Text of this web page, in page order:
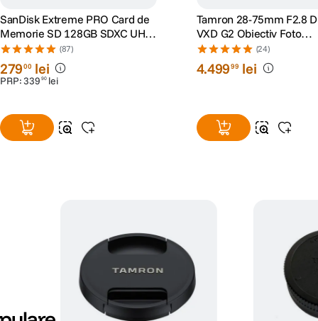
SanDisk Extreme PRO Card de
Memorie SD 128GB SDXC UHS-
I Class 10 U3 V30 + 2 Ani
RescuePRO Deluxe
(87)
27900 lei
PRP:339 90 lei
Tamron 28-75mm F2.8
VXD G2 Obiectiv Foto
Mirrorless Sony E
(24)
4.49999 lei